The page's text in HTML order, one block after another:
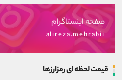
صفحه اینستاگرام
alireza.mehrabii
قیمت لحظه ای رمزارزها